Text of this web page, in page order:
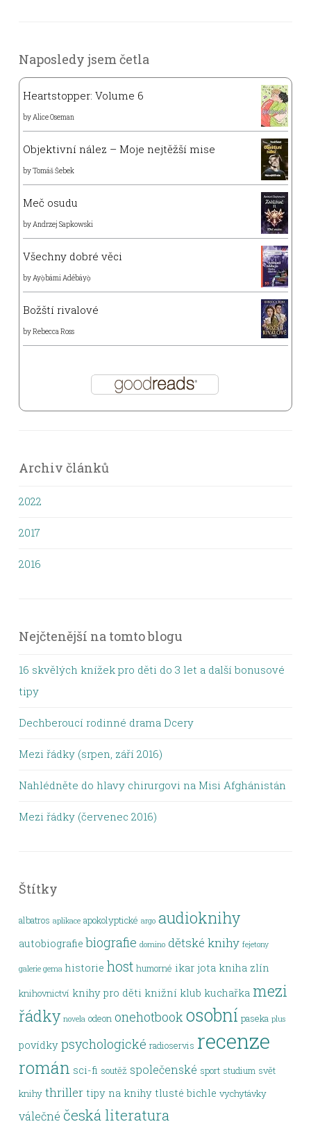
Naposledy jsem četla
Heartstopper: Volume 6
byAlice Oseman
Objektivní nález – Moje nejtěžší mise
byTomáš Šebek
Meč osudu
byAndrzej Sapkowski
Všechny dobré věci
byAyọ̀bámi Adébáyọ̀
Božští rivalové
byRebecca Ross
Archiv článků
2022
2017
2016
Nejčtenější na tomto blogu
16 skvělých knížek pro děti do 3 let a další bonusové
tipy
Dechberoucí rodinné drama Dcery
Mezi řádky (srpen, září 2016)
Nahlédněte do hlavy chirurgovi na Misi Afghánistán
Mezi řádky (červenec 2016)
Štítky
albatros aplikace apokolyptické argo audioknihy
autobiografie biografie domino dětské knihy fejetony
galerie gema historie host humorné ikar jota kniha zlín
knihovnictví knihy pro děti knižní klub kuchařka mezi
řádky novela odeon onehotbook osobní paseka plus
povídky psychologické radioservis recenze
román sci-fi soutěž společenské sport studium svět
knihy thriller tipy na knihy tlusté bichle vychytávky
válečné česká literatura